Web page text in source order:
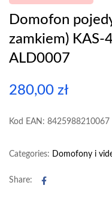
Domofon
zamkiem) KAS-
ALD0007
280,00 zł
Kod EAN: 8425988210067
Categories: Domofony i
Share: Facebook